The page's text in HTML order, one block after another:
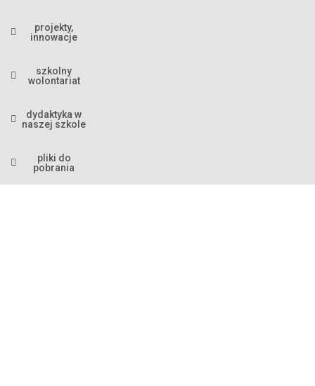
projekty,
innowacje
szkolny
wolontariat
dydaktyka w
naszej szkole
pliki do
pobrania